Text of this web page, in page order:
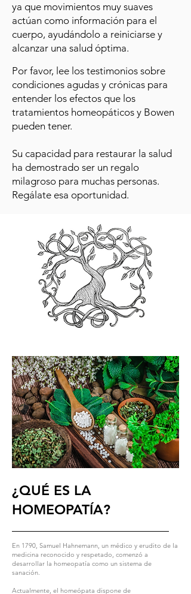
ya que movimientos muy suaves
actúan como información para el
cuerpo, ayudándolo a reiniciarse y
alcanzar una salud óptima.
Por favor, lee los testimonios sobre
condiciones agudas y crónicas para
entender los efectos que los
tratamientos homeopáticos y Bowen
pueden tener.
Su capacidad para restaurar la salud
ha demostrado ser un regalo
milagroso para muchas personas.
Regálate esa oportunidad.
¿QUÉ ES LA
HOMEOPATÍA?
En 1790, Samuel Hahnemann, un médico y erudito de la
medicina reconocido y respetado, comenzó a
desarrollar la homeopatía como un sistema de
sanación.
Actualmente, el homeópata dispone de